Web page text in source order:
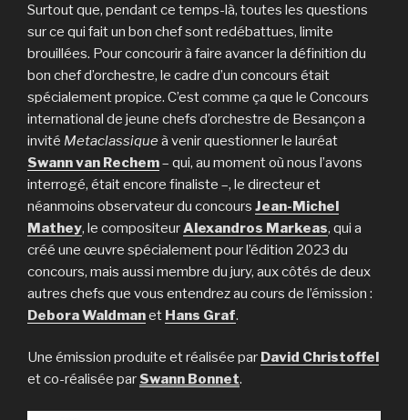
Surtout que, pendant ce temps-là, toutes les questions
sur ce qui fait un bon chef sont redébattues, limite
brouillées. Pour concourir à faire avancer la définition du
bon chef d’orchestre, le cadre d’un concours était
spécialement propice. C’est comme ça que le Concours
international de jeune chefs d’orchestre de Besançon a
invité Metaclassique à venir questionner le lauréat
Swann van Rechem– qui, au moment où nous l’avons
interrogé, était encore finaliste –, le directeur et
néanmoins observateur du concours Jean-Michel
Mathey, le compositeurAlexandros Markeas, qui a
créé une œuvre spécialement pour l’édition 2023 du
concours, mais aussi membre du jury, aux côtés de deux
autres chefs que vous entendrez au cours de l’émission :
Debora Waldmanet Hans Graf.
Une émission produite et réalisée par David Christoffel
et co-réalisée par Swann Bonnet.